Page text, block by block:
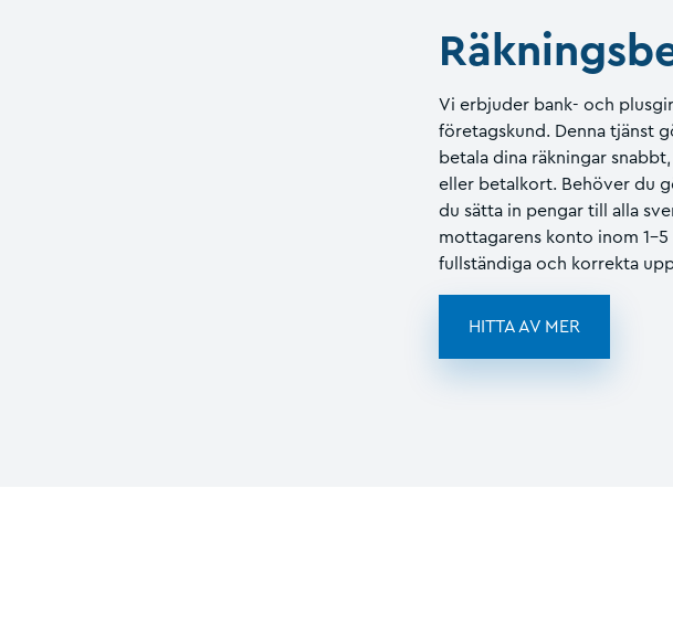
Vi erbjuder bank- och
företagskund. Denna tjänst
betala dina räkningar
eller betalkort. Behöver du
du sätta in pengar till alla
mottagarens konto inom
fullständiga och korrekta
HITTA AV MER